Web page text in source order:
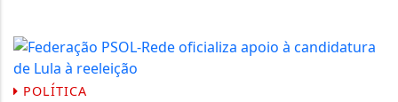
POLÍTICA